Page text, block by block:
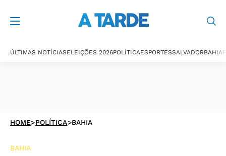
ÚLTIMAS NOTÍCIASELEIÇÕES 2026POLÍTICAESPORTESSALVADORBAHIA
HOME>POLÍTICA>BAHIA
BAHIA